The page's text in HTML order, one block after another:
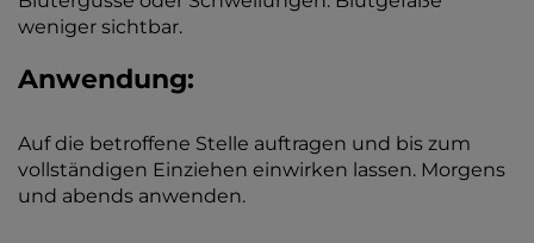
weniger sichtbar.
Anwendung:
Auf die betroffene Stelle auftragen und bis zum
vollständigen Einziehen einwirken lassen. Morgens
und abends anwenden.